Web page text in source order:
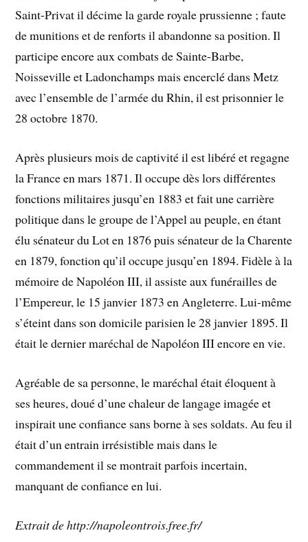
Saint-Privat il décime la garde royale prussienne ; faute
de munitions et de renforts il abandonne sa position. Il
participe encore aux combats de Sainte-Barbe,
Noisseville et Ladonchamps mais encerclé dans Metz
avec l’ensemble de l’armée du Rhin, il est prisonnier le
28 octobre 1870.
Après plusieurs mois de captivité il est libéré et regagne
la France en mars 1871. Il occupe dès lors différentes
fonctions militaires jusqu’en 1883 et fait une carrière
politique dans le groupe de l’Appel au peuple, en étant
élu sénateur du Lot en 1876 puis sénateur de la Charente
en 1879, fonction qu’il occupe jusqu’en 1894. Fidèle à la
mémoire de Napoléon III, il assiste aux funérailles de
l’Empereur, le 15 janvier 1873 en Angleterre. Lui-même
s’éteint dans son domicile parisien le 28 janvier 1895. Il
était le dernier maréchal de Napoléon III encore en vie.
Agréable de sa personne, le maréchal était éloquent à
ses heures, doué d’une chaleur de langage imagée et
inspirait une confiance sans borne à ses soldats. Au feu il
était d’un entrain irrésistible mais dans le
commandement il se montrait parfois incertain,
manquant de confiance en lui.
Extrait de http://napoleontrois.free.fr/